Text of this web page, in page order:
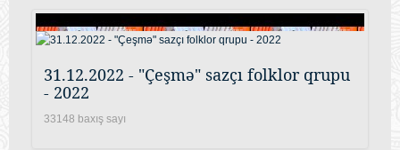
31.12.2022 - "Çeşmə" sazçı folklor qrupu
- 2022
33148 baxış sayı